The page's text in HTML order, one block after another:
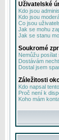
Uživatelské
Kdo jsou
Kdo jsou
Co jsou
Jak se mohu
Jak se stanu
Soukromé
Nemůžu
Dostávám
Dostal jsem
Záležitosti
Kdo napsal
Proč není k
Koho mám